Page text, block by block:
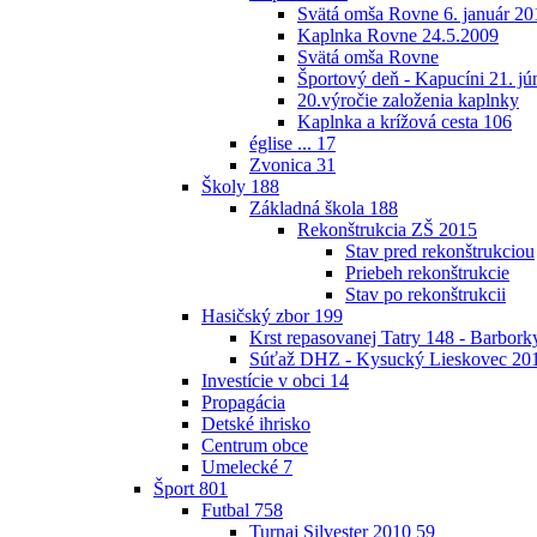
Svätá omša Rovne 6. január
Kaplnka Rovne 24.5.2009
Svätá omša Rovne
Športový deň - Kapucíni 21.
20.výročie založenia kaplnky
Kaplnka a krížová cesta 106
église ... 17
Zvonica 31
Školy 188
Základná škola 188
Rekonštrukcia ZŠ 2015
Stav pred rekonštrukciou
Priebeh rekonštrukcie
Stav po rekonštrukcii
Hasičský zbor 199
Krst repasovanej Tatry 148 -
Súťaž DHZ - Kysucký Lieskovec
Investície v obci 14
Propagácia
Detské ihrisko
Centrum obce
Umelecké 7
Šport 801
Futbal 758
Turnaj Silvester 2010 59